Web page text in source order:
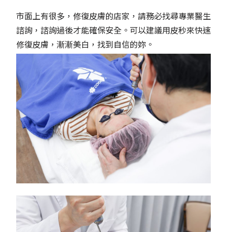
市面上有很多，修復皮膚的店家，請務必找尋專業醫生
諮詢，諮詢過後才能確保安全。可以建議用皮秒來快速
修復皮膚，漸漸美白，找到自信的妳。